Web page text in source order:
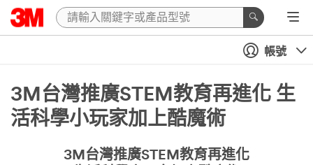
帳號
3M台灣推廣STEM教育再進化 生
活科學小玩家加上酷魔術
3M台灣推廣STEM教育再進化